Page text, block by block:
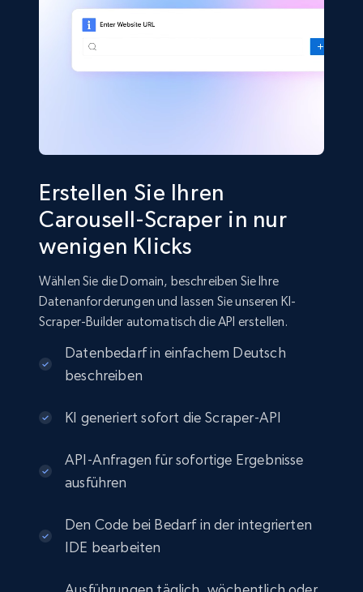
Erstellen Sie Ihren
Carousell-Scraper in nur
wenigen Klicks
Wählen Sie die Domain, beschreiben Sie Ihre
Datenanforderungen und lassen Sie unseren KI-
Scraper-Builder automatisch die API erstellen.
Datenbedarf in einfachem Deutsch
beschreiben
KI generiert sofort die Scraper-API
API-Anfragen für sofortige Ergebnisse
ausführen
Den Code bei Bedarf in der integrierten
IDE bearbeiten